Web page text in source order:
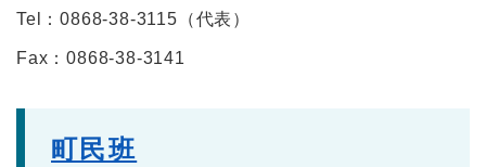
Tel：0868-38-3115 （代表 ）
Fax：0868-38-3141
町民班